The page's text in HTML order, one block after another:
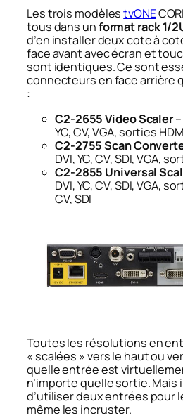
Les trois modèlestvONE
tous dans unformat rack 1/
d’en installer deux cote à
face avant avec écran et
sont identiques. Ce sont
connecteurs en face arrière
:
C2-2655 Video Scaler
YC, CV, VGA, sorties
C2-2755 Scan
DVI, YC, CV, SDI, VGA,
C2-2855 Universal
DVI, YC, CV, SDI, VGA,
CV, SDI
Toutes les résolutions en
« scalées » vers le haut ou
quelle entrée est
n’importe quelle sortie.
d’utiliser deux entrées pour
même les incruster.